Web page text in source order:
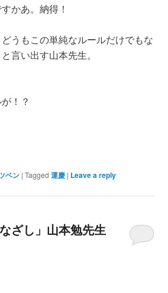
かあ。納得！
うもこの単純なルールだけでもな
言い出す山本先生。
！？
ベン | Tagged 運慶 | Leave a reply
ざし」山本勉先生